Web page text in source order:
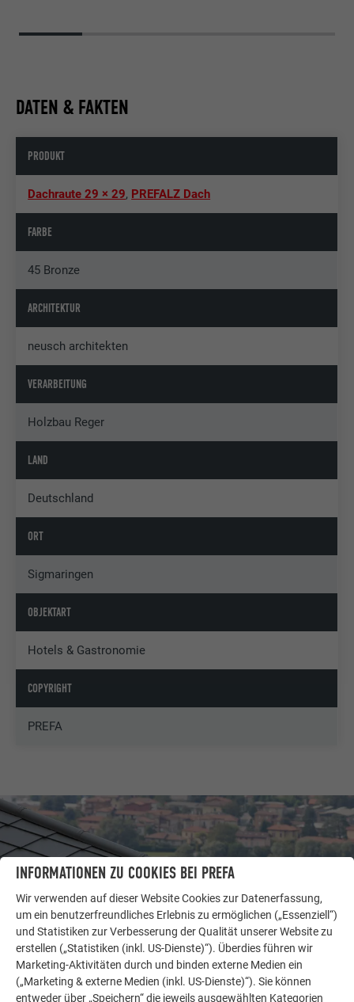
DATEN & FAKTEN
PRODUKT
Dachraute 29 × 29, PREFALZ Dach
FARBE
45 Bronze
ARCHITEKTUR
neusch architekten
VERARBEITUNG
Holzbau Reger
LAND
Deutschland
ORT
Sigmaringen
OBJEKTART
Hotels & Gastronomie
COPYRIGHT
PREFA
INFORMATIONEN ZU COOKIES BEI PREFA
Wir verwenden auf dieser Website Cookies zur Datenerfassung,
um ein benutzerfreundliches Erlebnis zu ermöglichen („Essenziell“)
und Statistiken zur Verbesserung der Qualität unserer Website zu
erstellen („Statistiken (inkl. US-Dienste)“). Überdies führen wir
Marketing-Aktivitäten durch und binden externe Medien ein
(„Marketing & externe Medien (inkl. US-Dienste)“). Sie können
entweder über „Speichern“ die jeweils ausgewählten Kategorien